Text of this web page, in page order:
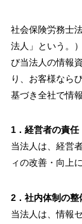
社会保険労務士
法人」という。
び当法人の情報
り、お客様なら
基づき全社で情
1．経営者の責任
当法人は、経営
ィの改善・向上
2．社内体制の整
当法人は、情報